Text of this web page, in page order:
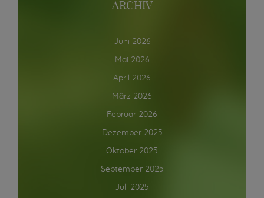
ARCHIV
Juni 2026
Mai 2026
April 2026
März 2026
Februar 2026
Dezember 2025
Oktober 2025
September 2025
Juli 2025